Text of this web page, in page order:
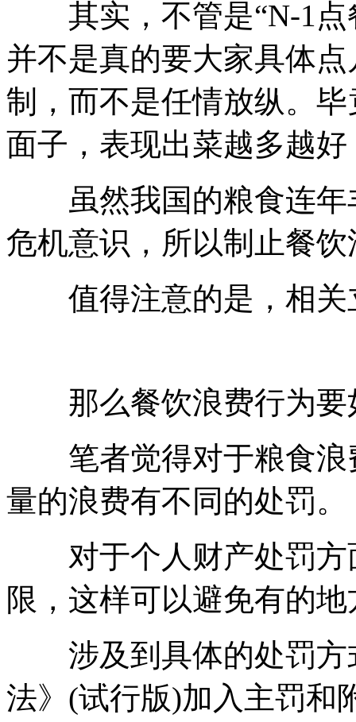
其实，不管是“N-1点
并不是真的要大家具体
制，而不是任情放纵。
面子，表现出菜越多越
虽然我国的粮食连年
危机意识，所以制止餐
值得注意的是，相关
那么餐饮浪费行为要
笔者觉得对于粮食浪
量的浪费有不同的处罚。
对于个人财产处罚方
限，这样可以避免有的
涉及到具体的处罚方
法》(试行版)加入主罚和